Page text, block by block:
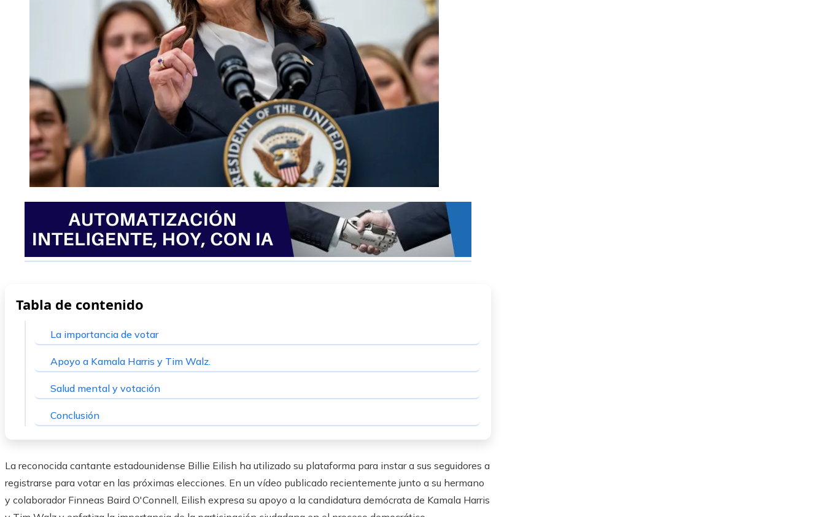
Tabla de contenido
La importancia de votar
Apoyo a Kamala Harris y Tim Walz.
Salud mental y votación
Conclusión
La reconocida cantante estadounidense Billie Eilish ha utilizado su plataforma para instar a sus seguidores a
registrarse para votar en las próximas elecciones. En un vídeo publicado recientemente junto a su hermano
y colaborador Finneas Baird O'Connell, Eilish expresa su apoyo a la candidatura demócrata de Kamala Harris